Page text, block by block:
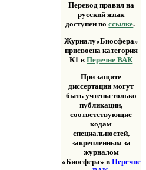
Перевод правил на
русский язык
доступен поссылке.
Журналу«Биосфера»
присвоена категория
К1 вПеречне ВАК
При защите
диссертации могут
быть учтены только
публикации,
соответствующие
кодам
специальностей,
закрепленным за
журналом
«Биосфера» в Перечне